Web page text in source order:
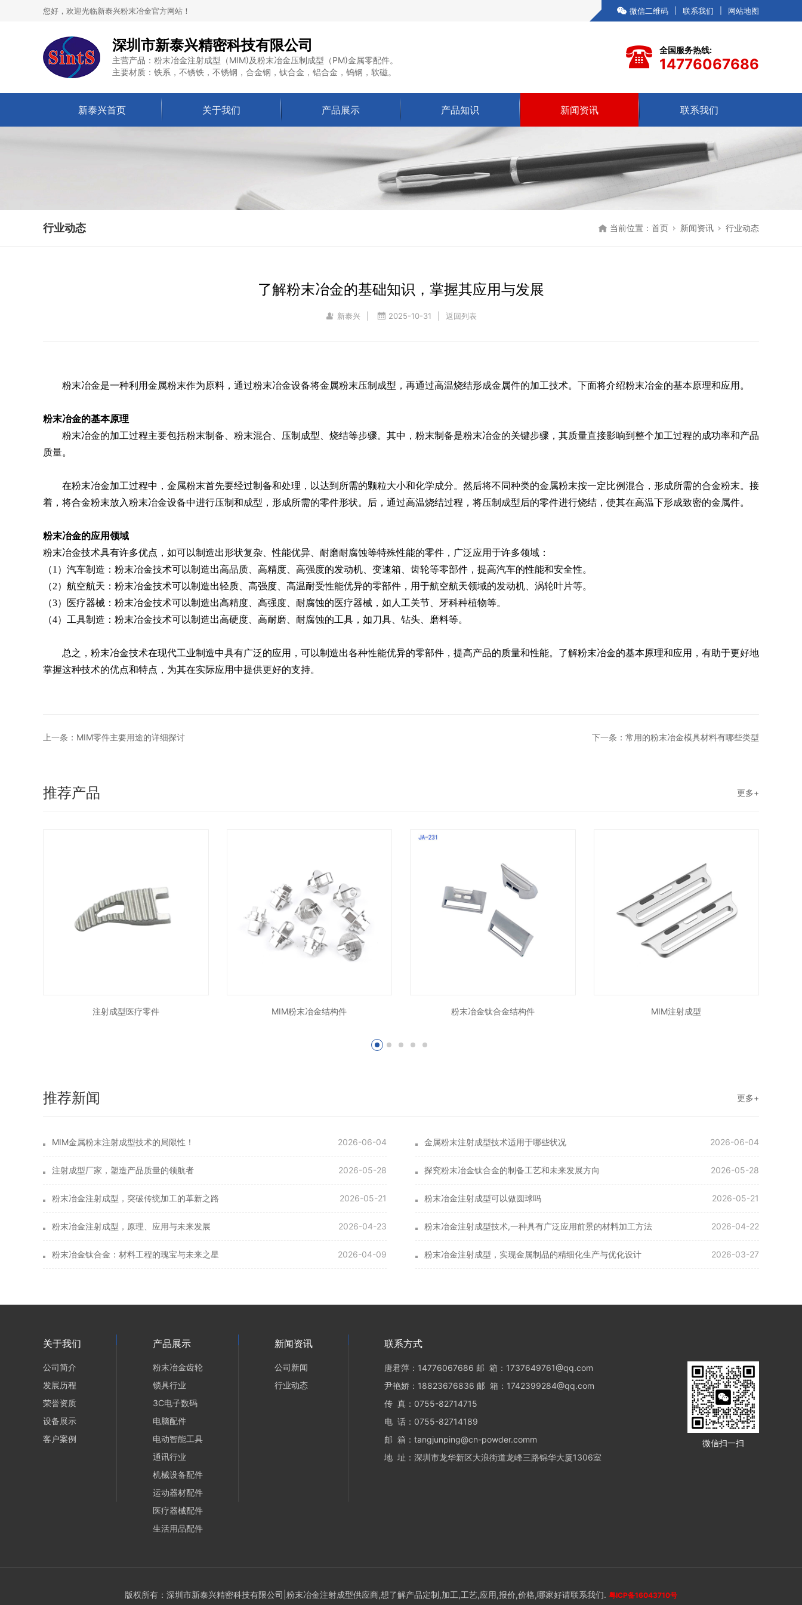
您好，欢迎光临新泰兴粉末冶金官方网站！ 微信二维码 联系我们 网站地图
深圳市新泰兴精密科技有限公司
主营产品：粉末冶金注射成型（MIM)及粉末冶金压制成型（PM)金属零配件。
主要材质：铁系，不锈铁，不锈钢，合金钢，钛合金，铝合金，钨钢，软磁。
全国服务热线:
14776067686
新泰兴首页 关于我们 产品展示 产品知识 新闻资讯 联系我们
当前位置： 首页 新闻资讯 行业动态
行业动态
了解粉末冶金的基础知识，掌握其应用与发展
新泰兴 2025-10-31 返回列表
粉末冶金是一种利用金属粉末作为原料，通过粉末冶金设备将金属粉末压制成型，再通过高温烧结形成金属件的加工技术。下面将介绍粉末冶金的基本原理和应用。
粉末冶金的基本原理
粉末冶金的加工过程主要包括粉末制备、粉末混合、压制成型、烧结等步骤。其中，粉末制备是粉末冶金的关键步骤，其质量直接影响到整个加工过程的成功率和产品
质量。
在粉末冶金加工过程中，金属粉末首先要经过制备和处理，以达到所需的颗粒大小和化学成分。然后将不同种类的金属粉末按一定比例混合，形成所需的合金粉末。接
着，将合金粉末放入粉末冶金设备中进行压制和成型，形成所需的零件形状。后，通过高温烧结过程，将压制成型后的零件进行烧结，使其在高温下形成致密的金属件。
粉末冶金的应用领域
粉末冶金技术具有许多优点，如可以制造出形状复杂、性能优异、耐磨耐腐蚀等特殊性能的零件，广泛应用于许多领域：
（1）汽车制造：粉末冶金技术可以制造出高品质、高精度、高强度的发动机、变速箱、齿轮等零部件，提高汽车的性能和安全性。
（2）航空航天：粉末冶金技术可以制造出轻质、高强度、高温耐受性能优异的零部件，用于航空航天领域的发动机、涡轮叶片等。
（3）医疗器械：粉末冶金技术可以制造出高精度、高强度、耐腐蚀的医疗器械，如人工关节、牙科种植物等。
（4）工具制造：粉末冶金技术可以制造出高硬度、高耐磨、耐腐蚀的工具，如刀具、钻头、磨料等。
总之，粉末冶金技术在现代工业制造中具有广泛的应用，可以制造出各种性能优异的零部件，提高产品的质量和性能。了解粉末冶金的基本原理和应用，有助于更好地
掌握这种技术的优点和特点，为其在实际应用中提供更好的支持。
上一条：MIM零件主要用途的详细探讨 下一条：常用的粉末冶金模具材料有哪些类型
推荐产品 更多+
注射成型医疗零件 MIM粉末冶金结构件 粉末冶金钛合金结构件 MIM注射成型
推荐新闻 更多+
2026-06-04
MIM金属粉末注射成型技术的局限性！ 2026-06-04
金属粉末注射成型技术适用于哪些状况
2026-05-28
注射成型厂家，塑造产品质量的领航者 2026-05-28
探究粉末冶金钛合金的制备工艺和未来发展方向
2026-05-21
粉末冶金注射成型，突破传统加工的革新之路 2026-05-21
粉末冶金注射成型可以做圆球吗
2026-04-23
粉末冶金注射成型，原理、应用与未来发展 2026-04-22
粉末冶金注射成型技术,一种具有广泛应用前景的材料加工方法
2026-04-09
粉末冶金钛合金：材料工程的瑰宝与未来之星 2026-03-27
粉末冶金注射成型，实现金属制品的精细化生产与优化设计
关于我们
公司简介
发展历程
荣誉资质
设备展示
客户案例
产品展示
粉末冶金齿轮
锁具行业
3C电子数码
电脑配件
电动智能工具
通讯行业
机械设备配件
运动器材配件
医疗器械配件
生活用品配件
新闻资讯
公司新闻
行业动态
联系方式
唐君萍：14776067686 邮 箱：1737649761@qq.com
尹艳娇：18823676836 邮 箱：1742399284@qq.com
传 真：0755-82714715
电 话：0755-82714189
邮 箱：tangjunping@cn-powder.comm
地 址：深圳市龙华新区大浪街道龙峰三路锦华大厦1306室
微信扫一扫
版权所有：深圳市新泰兴精密科技有限公司|粉末冶金注射成型供应商,想了解产品定制,加工,工艺,应用,报价,价格,哪家好请联系我们. 粤ICP备16043710号